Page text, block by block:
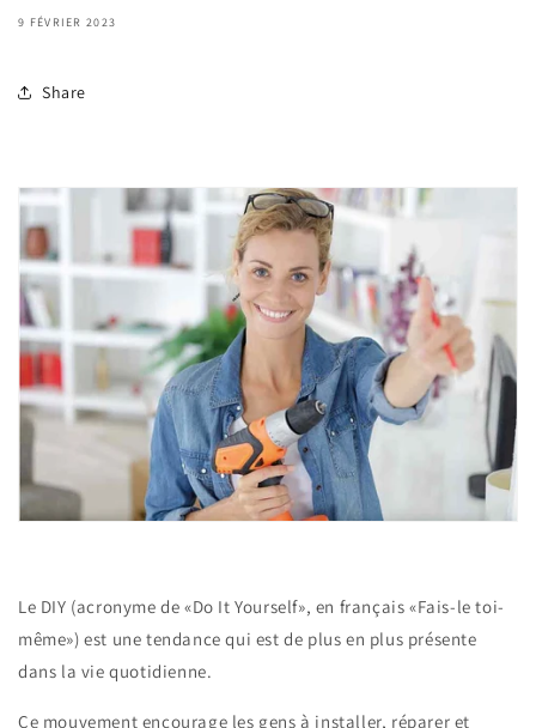
9 FÉVRIER 2023
Share
Le DIY (acronyme de «Do It Yourself», en français «Fais-le toi-
même») est une tendance qui est de plus en plus présente
dans la vie quotidienne.
Ce mouvement encourage les gens à installer, réparer et